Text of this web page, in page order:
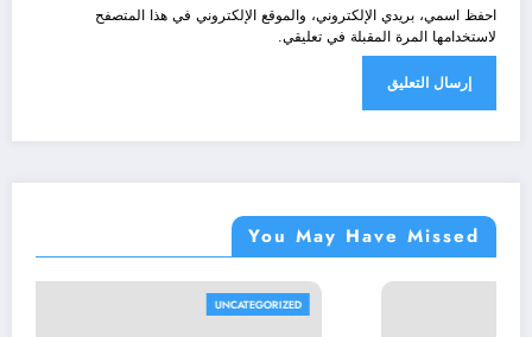
احفظ اسمي، بريدي الإلكتروني، والموقع الإلكتروني في هذا المتصفح
لاستخدامها المرة المقبلة في تعليقي.
You May Have Missed